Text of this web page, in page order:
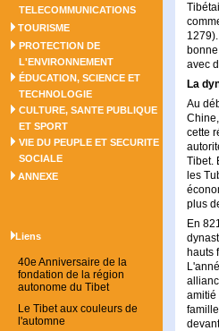
TELECOMMUNICATIONS
TOURISME
PROTECTION DE
L'ENVIRONNEMENT
ÉDUCATION, SCIENCE ET
TECHNOLOGIE
CULTURE, SANTE PUBLIQUE
ET SPORT
VIE DU PEUPLE ET SECURITE
SOCIALE
ANNEXE
Liens
40e Anniversaire de la
fondation de la région
autonome du Tibet
Le Tibet aux couleurs de
l'automne
avec
La
Au
cette
Tibet.
les
plus
En
hauts
amitié